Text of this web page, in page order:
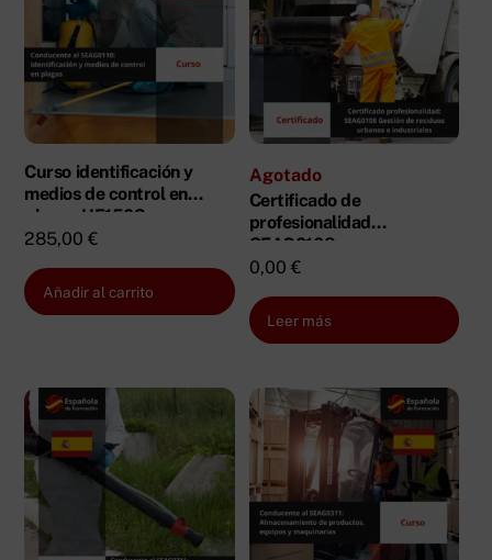
Curso identificación y
medios de control en
plagas UF1503
285,00€
Añadir al carrito
Agotado
Certificado de
profesionalidad
SEAG0108
0,00 €
Leer más